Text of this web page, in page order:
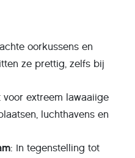
oorkussens en
ze prettig, zelfs bij
voor extreem lawaaiige
luchthavens en
: In tegenstelling tot